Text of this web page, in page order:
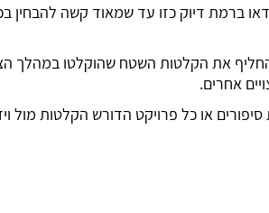
ברמת דיוק כזו עד שמאוד קשה להבחין
את הקלטות השטח שהוקלטו במהלך
אחרים.
סיפורים או כל פרויקט הדורש הקלטות מול